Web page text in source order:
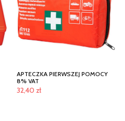
APTECZKA PIERWSZEJ POMOCY
8% VAT
32,40 zł